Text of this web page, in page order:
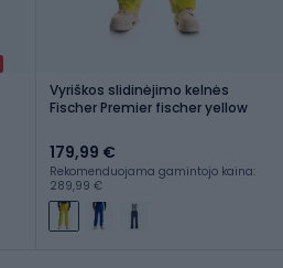
Vyriškos slidinėjimo kelnės
Fischer Premier fischer yellow
179,99 €
Rekomenduojama gamintojo kaina:
289,99 €